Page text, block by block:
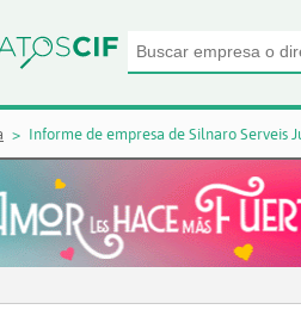
Informe de empresa de Silnaro Serveis